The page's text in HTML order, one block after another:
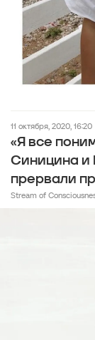
11 октября, 2020, 16:20
«Я все
Синицина и
прервали
Stream of